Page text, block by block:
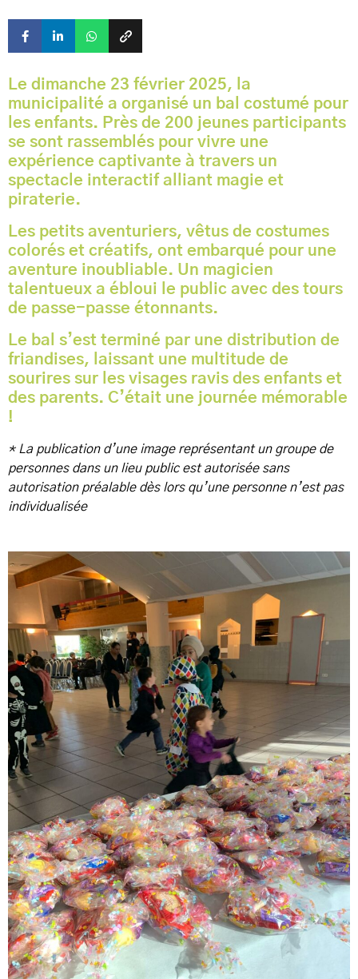
Le dimanche 23 février 2025, la
municipalité a organisé un bal costumé pour
les enfants. Près de 200 jeunes participants
se sont rassemblés pour vivre une
expérience captivante à travers un
spectacle interactif alliant magie et
piraterie.
Les petits aventuriers, vêtus de costumes
colorés et créatifs, ont embarqué pour une
aventure inoubliable. Un magicien
talentueux a ébloui le public avec des tours
de passe-passe étonnants.
Le bal s’est terminé par une distribution de
friandises, laissant une multitude de
sourires sur les visages ravis des enfants et
des parents. C’était une journée mémorable
!
* La publication d’une image représentant un groupe de
personnes dans un lieu public est autorisée sans
autorisation préalable dès lors qu’une personne n’est pas
individualisée